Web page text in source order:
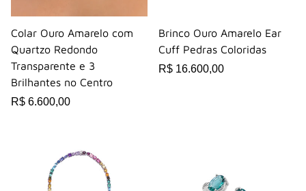
Colar Ouro Amarelo com
Quartzo Redondo
Transparente e 3
Brilhantes no Centro
R$ 6.600,00
Brinco Ouro Amarelo Ear
Cuff Pedras Coloridas
R$ 16.600,00